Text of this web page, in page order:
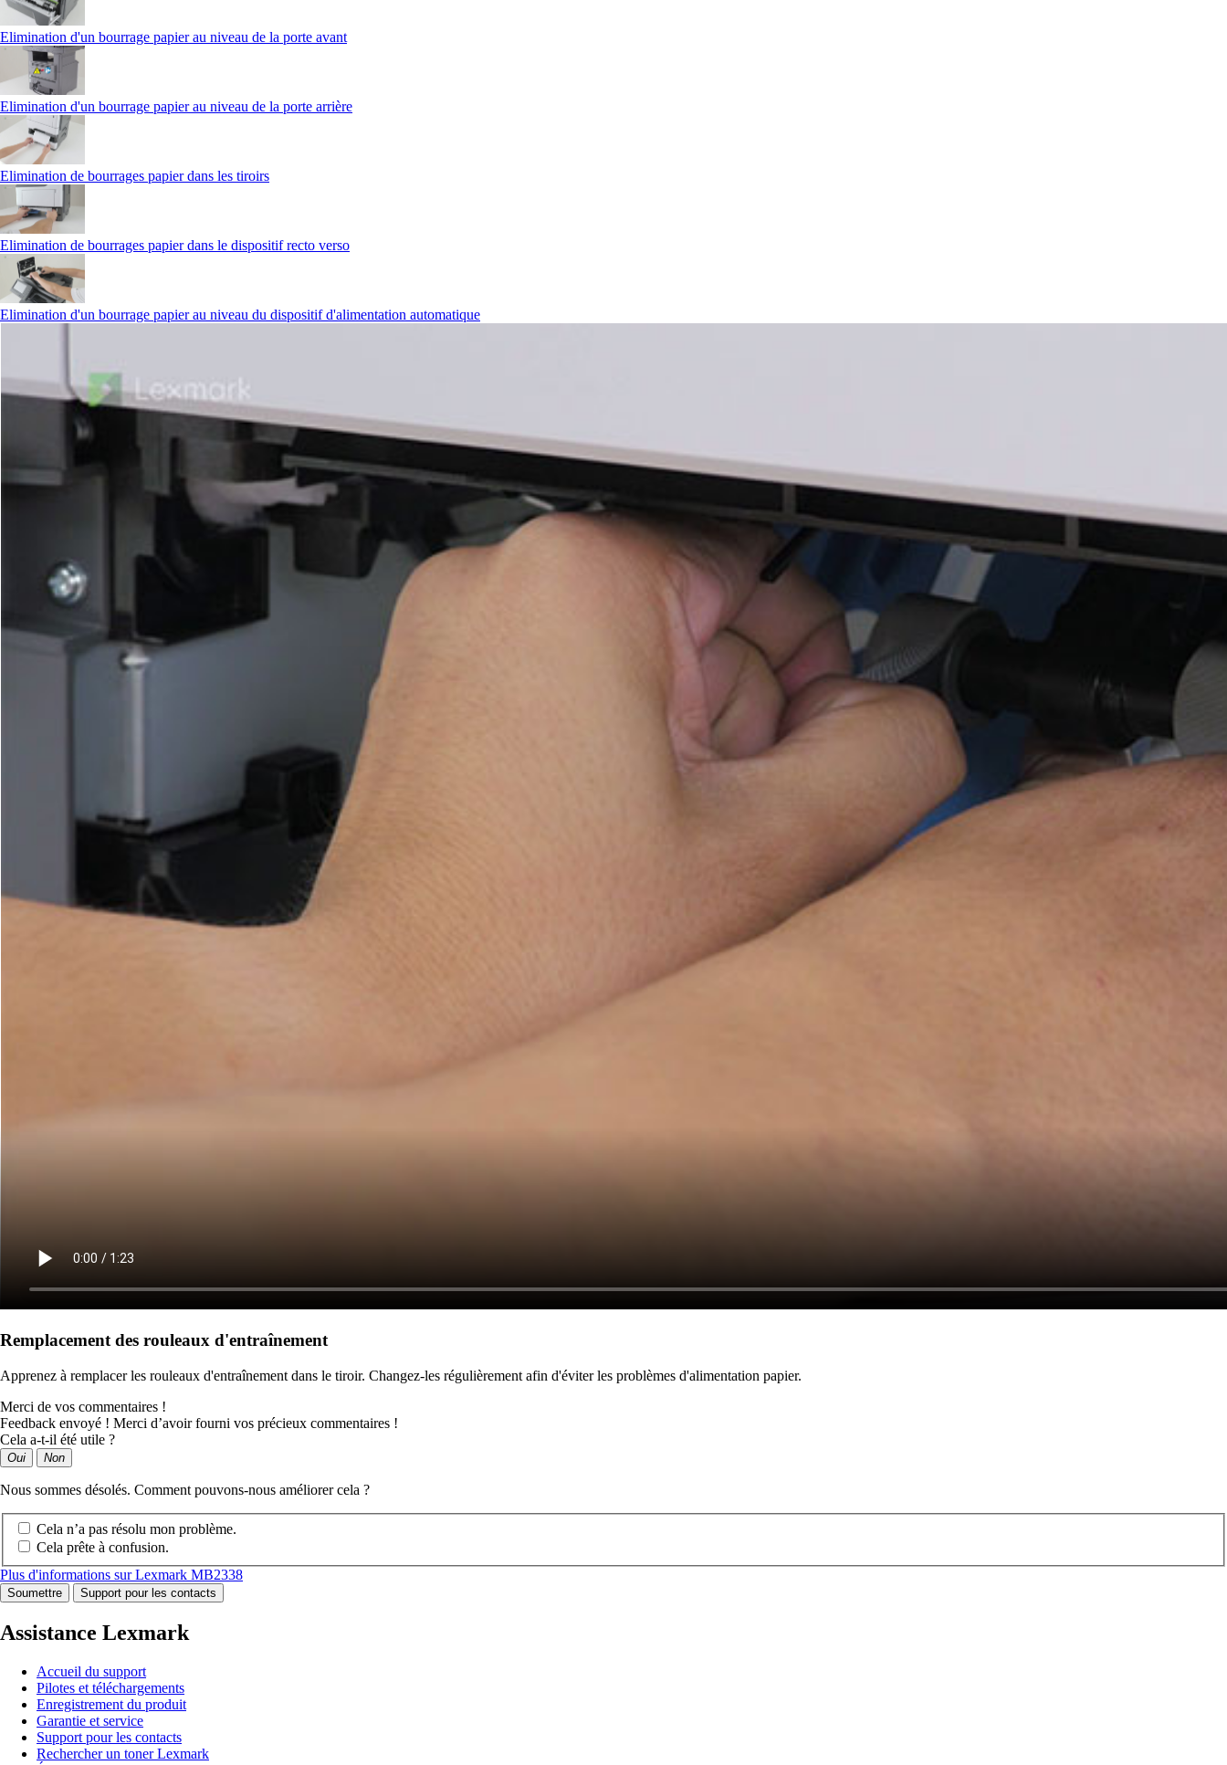
Elimination d'un bourrage papier au niveau de la porte avant
Elimination d'un bourrage papier au niveau de la porte arrière
Elimination de bourrages papier dans les tiroirs
Elimination de bourrages papier dans le dispositif recto verso
Elimination d'un bourrage papier au niveau du dispositif d'alimentation automatique
Remplacement des rouleaux d'entraînement
Apprenez à remplacer les rouleaux d'entraînement dans le tiroir. Changez-les régulièrement afin d'éviter les problèmes d'alimentation papier.
Merci de vos commentaires !
Feedback envoyé ! Merci d’avoir fourni vos précieux commentaires !
Cela a-t-il été utile ?
Oui Non
Nous sommes désolés. Comment pouvons-nous améliorer cela ?
Cela n’a pas résolu mon problème.
Cela prête à confusion.
Plus d'informations sur Lexmark MB2338
Soumettre Support pour les contacts
Assistance Lexmark
Accueil du support
Pilotes et téléchargements
Enregistrement du produit
Garantie et service
Support pour les contacts
Rechercher un toner Lexmark